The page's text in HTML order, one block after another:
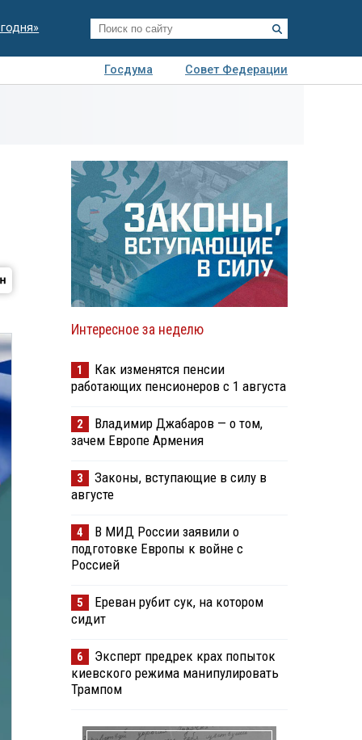
Госдума
Совет Федерации
Интересное за неделю
1
Как изменятся пенсии
работающих пенсионеров с 1 августа
2
Владимир Джабаров — о том,
зачем Европе Армения
3
Законы, вступающие в силу в
августе
4
В МИД России заявили о
подготовке Европы к войне с
Россией
5
Ереван рубит сук, на котором
сидит
6
Эксперт предрек крах попыток
киевского режима манипулировать
Трампом